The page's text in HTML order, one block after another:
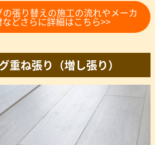
張り替えの施工の流れやメーカ
どさらに詳細はこちら>>
重ね張り（増し張り）